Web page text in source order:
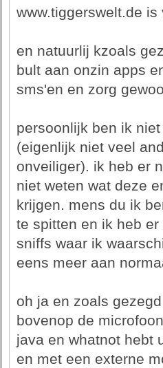
www.tiggerswelt.de
en natuurlij kzoals
bult aan onzin apps
sms'en en zorg
persoonlijk ben ik
(eigenlijk niet veel
onveiliger). ik heb er
niet weten wat deze
krijgen. mens du ik
te spitten en ik heb
sniffs waar ik
eens meer aan
oh ja en zoals
bovenop de
java en whatnot hebt
en met een externe